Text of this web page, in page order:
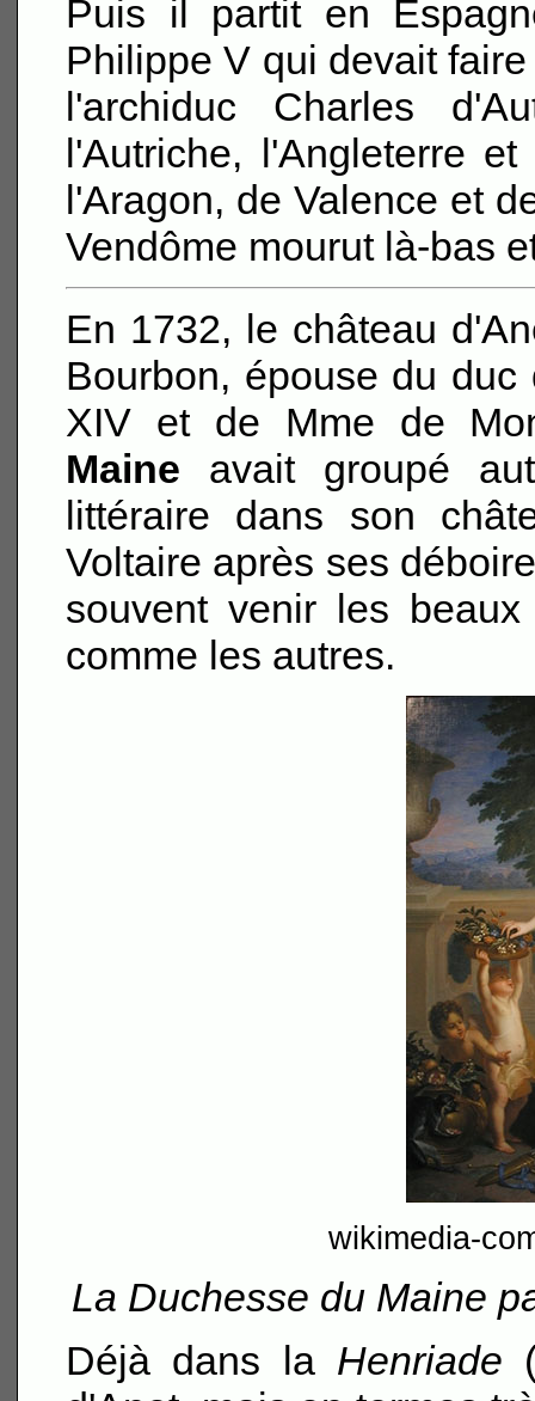
Puis il partit en
Philippe V qui devait
l'archiduc Charles
l'Autriche, l'Angleterre
l'Aragon, de Valence et
Vendôme mourut là-bas
En 1732, le château
Bourbon, épouse du
XIV et de Mme de
Maine avait groupé
littéraire dans son
Voltaire après ses
souvent venir les
comme les autres.
wikimedia-
La Duchesse du Maine
Déjà dans la Henriade